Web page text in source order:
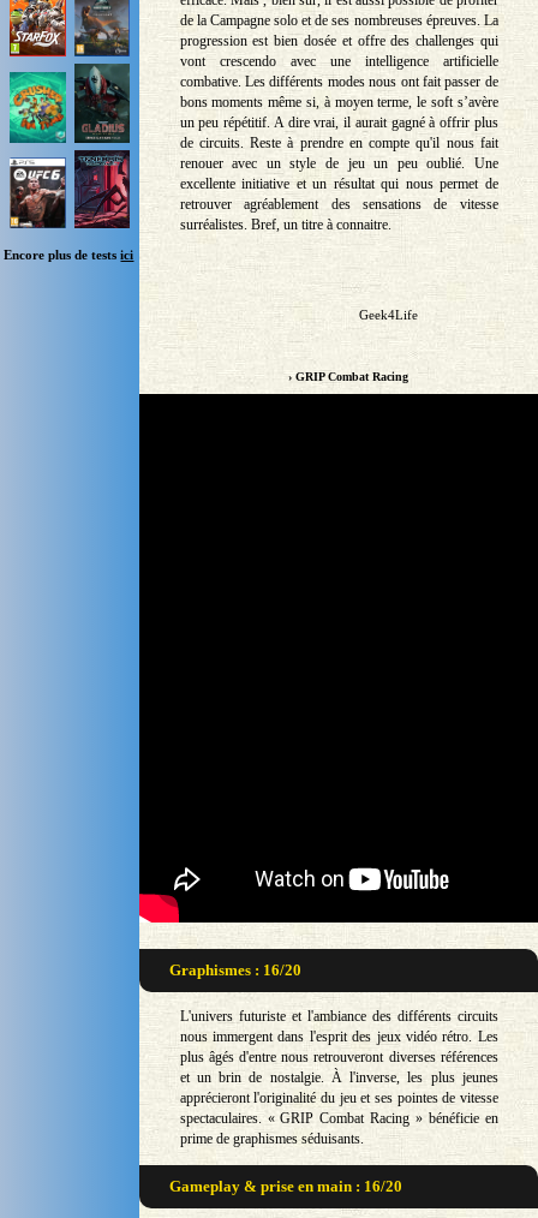
Encore plus de testsici
de la Campagne solo et de ses nombreuses épreuves. La
progression est bien dosée et offre des challenges qui
vont crescendo avec une intelligence artificielle
combative. Les différents modes nous ont fait passer de
bons moments même si, à moyen terme, le soft s’avère
un peu répétitif. A dire vrai, il aurait gagné à offrir plus
de circuits. Reste à prendre en compte qu'il nous fait
renouer avec un style de jeu un peu oublié. Une
excellente initiative et un résultat qui nous permet de
retrouver agréablement des sensations de vitesse
surréalistes. Bref, un titre à connaitre.
Geek4Life
› GRIP Combat Racing
Graphismes : 16/20
L'univers futuriste et l'ambiance des différents circuits
nous immergent dans l'esprit des jeux vidéo rétro. Les
plus âgés d'entre nous retrouveront diverses références
et un brin de nostalgie. À l'inverse, les plus jeunes
apprécieront l'originalité du jeu et ses pointes de vitesse
spectaculaires. « GRIP Combat Racing » bénéficie en
prime de graphismes séduisants.
Gameplay & prise en main : 16/20